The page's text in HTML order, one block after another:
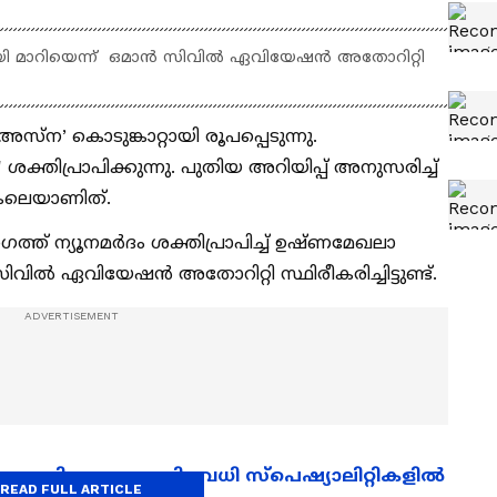
മാറിയെന്ന് ഒമാൻ സിവിൽ ഏവിയേഷൻ അതോറിറ്റി
കൊടുങ്കാറ്റായി രൂപപ്പെടുന്നു.
പുതിയ അറിയിപ്പ് അനുസരിച്ച്
ന്യൂനമർദം ശക്തിപ്രാപിച്ച് ഉഷ്ണമേഖലാ
ഏവിയേഷൻ അതോറിറ്റി സ്ഥിരീകരിച്ചിട്ടുണ്ട്.
നിരവധി സ്പെഷ്യാലിറ്റികളിൽ
READ FULL ARTICLE